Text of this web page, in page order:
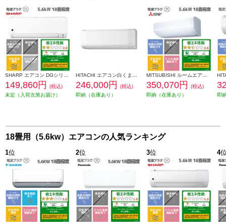
149,860円
(税込)
未定（入荷次第お届け）
246,000円
(税込)
即納（在庫あり）
350,070円
(税込)
即納（在庫あり）
即
18畳用（5.6kw）エアコンの人気ランキング
1位 2位 3位 4